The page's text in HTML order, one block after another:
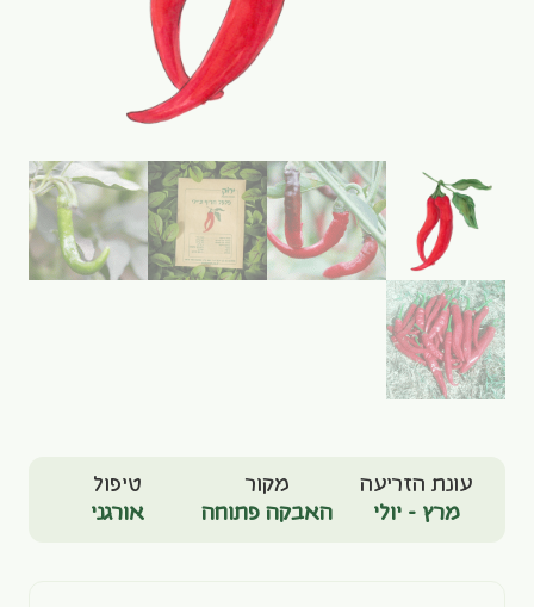
עונת הזריעה
מרץ - יולי
מקור
האבקה פתוחה
טיפול
אורגני